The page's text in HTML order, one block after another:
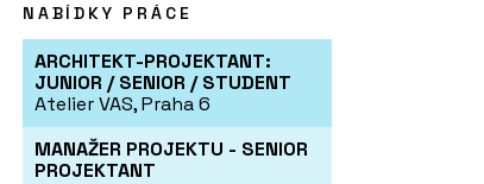
NABÍDKY PRÁCE
ARCHITEKT-PROJEKTANT:
JUNIOR / SENIOR / STUDENT
Atelier VAS, Praha 6
MANAŽER PROJEKTU - SENIOR
PROJEKTANT